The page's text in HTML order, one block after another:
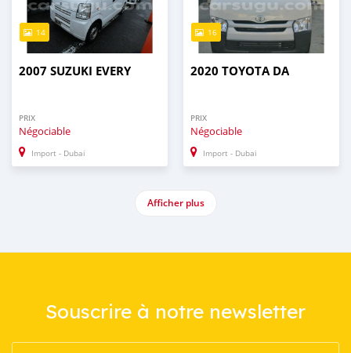
14
2007 SUZUKI EVERY
PRIX
Négociable
Import - Dubai
16
2020 TOYOTA DA
PRIX
Négociable
Import - Dubai
Afficher plus
Souscrire à notre newsletter